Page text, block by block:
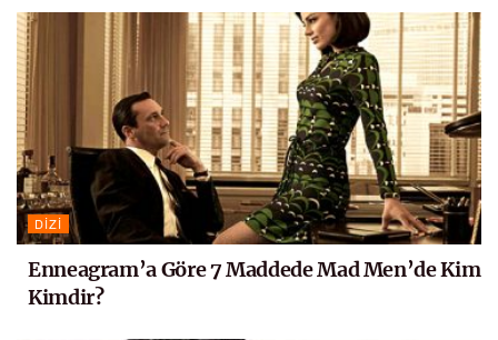
DIZI
Enneagram’a Göre 7 Maddede Mad Men’de Kim
Kimdir?